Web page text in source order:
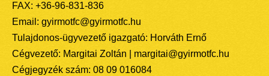
FAX: +36-96-831-836
Email: gyirmotfc@gyirmotfc.hu
Tulajdonos-ügyvezető igazgató: Horváth Ernő
Cégvezető: Margitai Zoltán | margitai@gyirmotfc.hu
Cégjegyzék szám: 08 09 016084